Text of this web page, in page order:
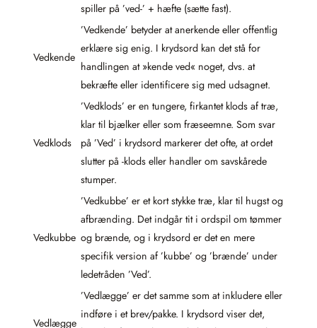
spiller på ’ved-’ + hæfte (sætte fast).
Vedkende
’Vedkende’ betyder at anerkende eller offentlig
erklære sig enig. I krydsord kan det stå for
handlingen at »kende ved« noget, dvs. at
bekræfte eller identificere sig med udsagnet.
Vedklods
’Vedklods’ er en tungere, firkantet klods af træ,
klar til bjælker eller som fræseemne. Som svar
på ’Ved’ i krydsord markerer det ofte, at ordet
slutter på -klods eller handler om savskårede
stumper.
Vedkubbe
’Vedkubbe’ er et kort stykke træ, klar til hugst og
afbrænding. Det indgår tit i ordspil om tømmer
og brænde, og i krydsord er det en mere
specifik version af ’kubbe’ og ’brænde’ under
ledetråden ’Ved’.
Vedlægge
’Vedlægge’ er det samme som at inkludere eller
indføre i et brev/pakke. I krydsord viser det,